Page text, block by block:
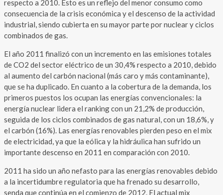
respecto a 2010. Esto es un reflejo del menor consumo como
consecuencia de la crisis económica y el descenso de la actividad
industrial, siendo cubierta en su mayor parte por nuclear y ciclos
combinados de gas.
El año 2011 finalizó con un incremento en las emisiones totales
de CO2 del sector eléctrico de un 30,4% respecto a 2010, debido
al aumento del carbón nacional (más caro y más contaminante),
que se ha duplicado. En cuanto a la cobertura de la demanda, los
primeros puestos los ocupan las energías convencionales: la
energía nuclear lidera el ranking con un 21,2% de producción,
seguida de los ciclos combinados de gas natural, con un 18,6%, y
el carbón (16%). Las energías renovables pierden peso en el mix
de electricidad, ya que la eólica y la hidráulica han sufrido un
importante descenso en 2011 en comparación con 2010.
2011 ha sido un año nefasto para las energías renovables debido
a la incertidumbre regulatoria que ha frenado su desarrollo,
senda que continúa en el comienzo de 2012. El actual mix